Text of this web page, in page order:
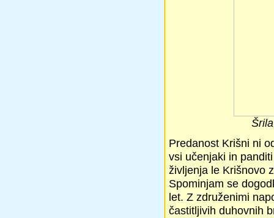
Predanost Krišni ni
vsi učenjaki in
življenja le Krišnovo
Spominjam se
let. Z združenimi
častitljivih duhovnih